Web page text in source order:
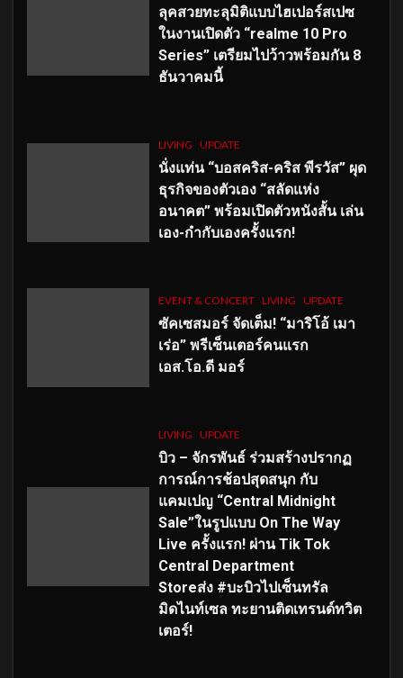
ลุคสวยทะลุมิติแบบไฮเปอร์สเปซ
ในงานเปิดตัว “realme 10 Pro
Series” เตรียมไปว้าวพร้อมกัน 8
ธันวาคมนี้
LIVING UPDATE
นั่งแท่น “บอสคริส-คริส พีรวัส” ผุด
ธุรกิจของตัวเอง “สลัดแห่ง
อนาคต” พร้อมเปิดตัวหนังสั้น เล่น
เอง-กำกับเองครั้งแรก!
EVENT & CONCERT LIVING UPDATE
ซัคเซสมอร์ จัดเต็ม! “มาริโอ้ เมา
เร่อ” พรีเซ็นเตอร์คนแรก
เอส.โอ.ดี มอร์
LIVING UPDATE
บิว – จักรพันธ์ ร่วมสร้างปรากฏ
การณ์การช้อปสุดสนุก กับ
แคมเปญ “Central Midnight
Sale”ในรูปแบบ On The Way
Live ครั้งแรก! ผ่าน Tik Tok
Central Department
Storeส่ง #บะบิวไปเซ็นทรัล
มิดไนท์เซล ทะยานติดเทรนด์ทวิต
เตอร์!